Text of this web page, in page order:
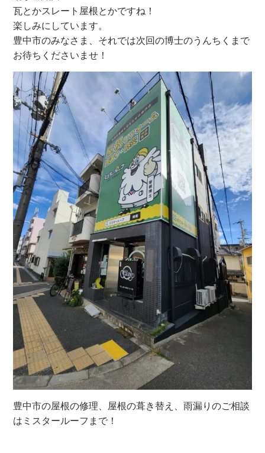
瓦とかスレート屋根とかですね！
楽しみにしています。
豊中市のみなさま、それでは次回の博士のうんちくまで
お待ちくださいませ！
豊中市の屋根の修理、屋根の葺き替え、雨漏りのご相談
はミスタールーフまで！